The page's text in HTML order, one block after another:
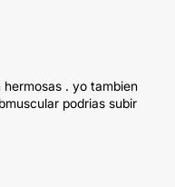
. yo tambien
podrias subir